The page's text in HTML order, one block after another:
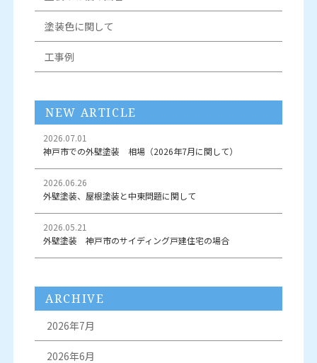
塗装色に関して
工事例
NEW ARTICLE
2026.07.01
神戸市での外壁塗装 相場（2026年7月に関して）
2026.06.26
外壁塗装、屋根塗装と中東問題に関して
2026.05.21
外壁塗装 神戸市のサイディング戸建住宅の場合
ARCHIVE
2026年7月
2026年6月